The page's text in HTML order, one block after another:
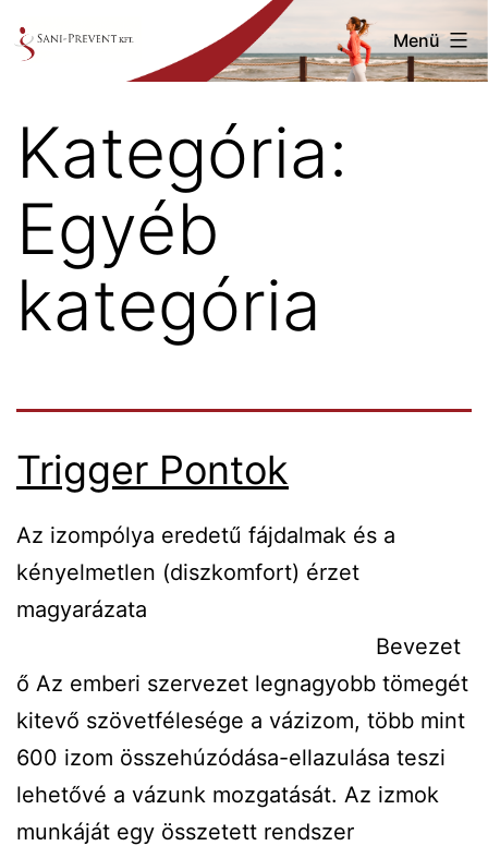
Menü
Kategória:
Egyéb
kategória
Trigger Pontok
Az izompólya eredetű fájdalmak és a
kényelmetlen (diszkomfort) érzet
magyarázata
Bevezet
ő Az emberi szervezet legnagyobb tömegét
kitevő szövetfélesége a vázizom, több mint
600 izom összehúzódása-ellazulása teszi
lehetővé a vázunk mozgatását. Az izmok
munkáját egy összetett rendszer